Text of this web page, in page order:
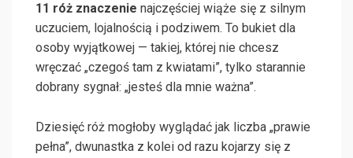
11 róż znaczenie najczęściej wiąże się z silnym
uczuciem, lojalnością i podziwem. To bukiet dla
osoby wyjątkowej — takiej, której nie chcesz
wręczać „czegoś tam z kwiatami”, tylko starannie
dobrany sygnał: „jesteś dla mnie ważna”.
Dziesięć róż mogłoby wyglądać jak liczba „prawie
pełna”, dwunastka z kolei od razu kojarzy się z